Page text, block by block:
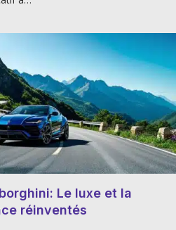
Le luxe et la
réinventés